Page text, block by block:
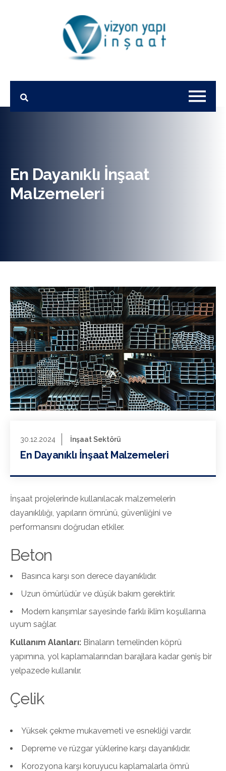
En Dayanıklı İnşaat
Malzemeleri
30.12.2024 İnşaat Sektörü
En Dayanıklı İnşaat Malzemeleri
İnşaat projelerinde kullanılacak malzemelerin
dayanıklılığı, yapıların ömrünü, güvenliğini ve
performansını doğrudan etkiler.
Beton
Basınca karşı son derece dayanıklıdır.
Uzun ömürlüdür ve düşük bakım gerektirir.
Modern karışımlar sayesinde farklı iklim koşullarına
uyum sağlar.
Kullanım Alanları: Binaların temelinden köprü
yapımına, yol kaplamalarından barajlara kadar geniş bir
yelpazede kullanılır.
Çelik
Yüksek çekme mukavemeti ve esnekliği vardır.
Depreme ve rüzgar yüklerine karşı dayanıklıdır.
Korozyona karşı koruyucu kaplamalarla ömrü